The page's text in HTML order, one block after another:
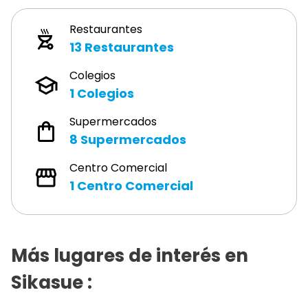
Restaurantes
13 Restaurantes
Colegios
1 Colegios
Supermercados
8 Supermercados
Centro Comercial
1 Centro Comercial
Más lugares de interés en
Sikasue: